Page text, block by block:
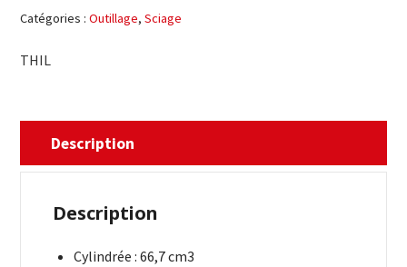
Catégories :Outillage,Sciage
THIL
Description
Description
Cylindrée : 66,7 cm3